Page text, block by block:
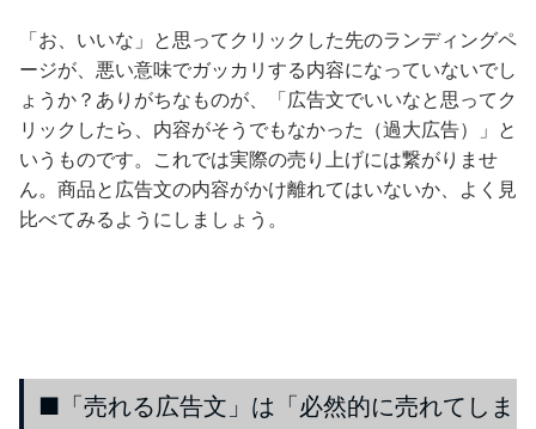
「お、いいな」と思ってクリックした先のランディングペ
ージが、悪い意味でガッカリする内容になっていないでし
ょうか？ありがちなものが、「広告文でいいなと思ってク
リックしたら、内容がそうでもなかった（過大広告）」と
いうものです。これでは実際の売り上げには繋がりませ
ん。商品と広告文の内容がかけ離れてはいないか、よく見
比べてみるようにしましょう。
■「売れる広告文」は「必然的に売れてしま